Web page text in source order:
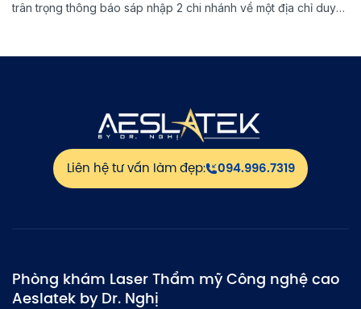
trân trọng thông báo sáp nhập 2 chi nhánh về một địa chỉ duy
Liên hệ tư vấn làm đẹp: 094.996.7319
Phòng khám Laser Thẩm mỹ Công nghệ cao
Aeslatek by Dr. Nghị